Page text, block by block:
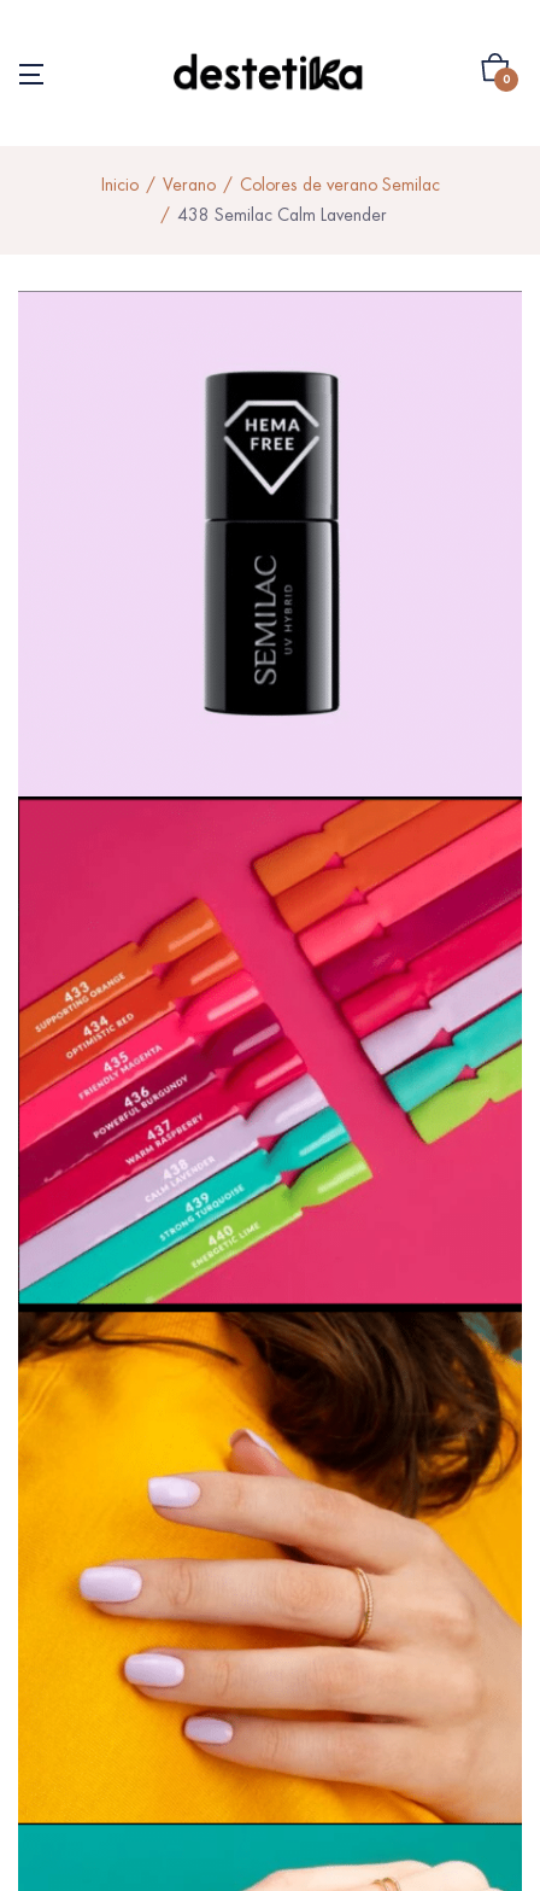
0
Inicio Verano
Colores de verano Semilac
438 Semilac Calm Lavender